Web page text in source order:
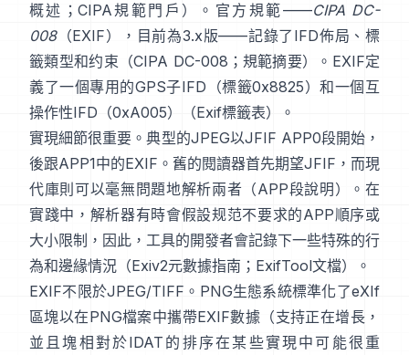
概述 ； CIPA規範門戶 ）。官方規範——CIPA DC-
008（EXIF），目前為3.x版——記錄了IFD佈局、標
籤類型和约束（CIPA DC-008 ； 規範摘要）。EXIF定
義了一個專用的GPS子IFD（標籤0x8825）和一個互
操作性IFD（0xA005）（Exif標籤表）。
實現細節很重要。典型的JPEG以JFIF APP0段開始，
後跟APP1中的EXIF。舊的閱讀器首先期望JFIF，而現
代庫則可以毫無問題地解析兩者（APP段說明 ）。在
實踐中，解析器有時會假設规范不要求的APP順序或
大小限制，因此，工具的開發者會記錄下一些特殊的行
為和邊緣情況（Exiv2元數據指南 ； ExifTool文檔）。
EXIF不限於JPEG/TIFF。PNG生態系統標準化了eXIf
區塊以在PNG檔案中攜帶EXIF數據（支持正在增長，
並且塊相對於IDAT的排序在某些實現中可能很重